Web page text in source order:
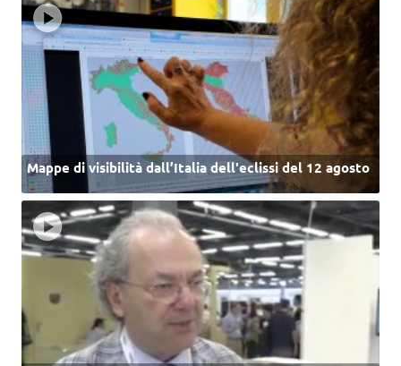
Mappe di visibilità dall’Italia dell'eclissi del 12 agosto